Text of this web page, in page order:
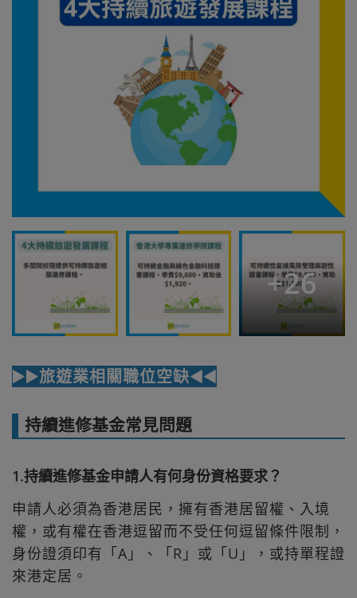
+26
▶️▶️旅遊業相關職位空缺◀️◀️
持續進修基金常見問題
1.持續進修基金申請人有何身份資格要求？
申請人必須為香港居民，擁有香港居留權、入境
權，或有權在香港逗留而不受任何逗留條件限制，
身份證須印有「A」、「R」或「U」，或持單程證
來港定居。